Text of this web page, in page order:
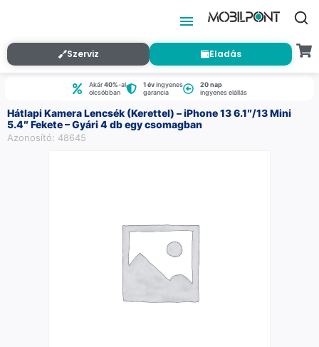
Szerviz Eladás
Akár40%-al
olcsóbban
1 évingyenes
garancia
20 nap
ingyenes elállás
Hátlapi Kamera Lencsék (Kerettel) – iPhone 13 6.1″/13 Mini
5.4″ Fekete – Gyári 4 db egy csomagban
Azonosító: 48645